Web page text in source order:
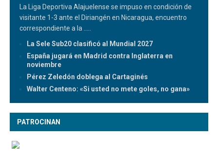
La Liga Deportiva Alajuelense se impuso en condición de
visitante 1-3 ante el Diriangén en Nicaragua, encuentro
correspondiente a la
La Sele Sub20 clasificó al Mundial 2027
España jugará en Madrid contra Inglaterra en
noviembre
Pérez Zeledón doblega al Cartaginés
Walter Centeno: «Si usted no mete goles, no gana»
PATROCINAN